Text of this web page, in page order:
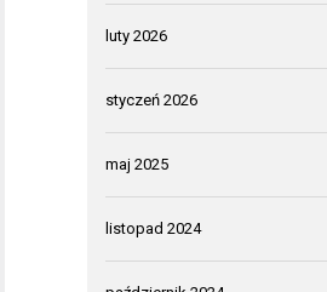
luty 2026
styczeń 2026
maj 2025
listopad 2024